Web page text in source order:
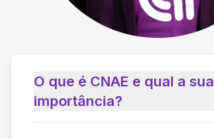
O que é CNAE e qual a sua
importância?